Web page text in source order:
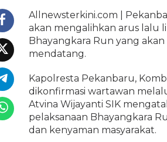
a
n
b
a
u
A
l
i
k
Allnewsterkini.com |
akan mengalihkan arus lalu
Bhayangkara Run yang
mendatang.
Kapolresta Pekanbaru,
dikonfirmasi wartawan
Atvina Wijayanti SIK
pelaksanaan Bhayangkara
dan kenyaman masyarakat.